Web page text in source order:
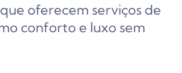
oferecem serviços de
conforto e luxo sem